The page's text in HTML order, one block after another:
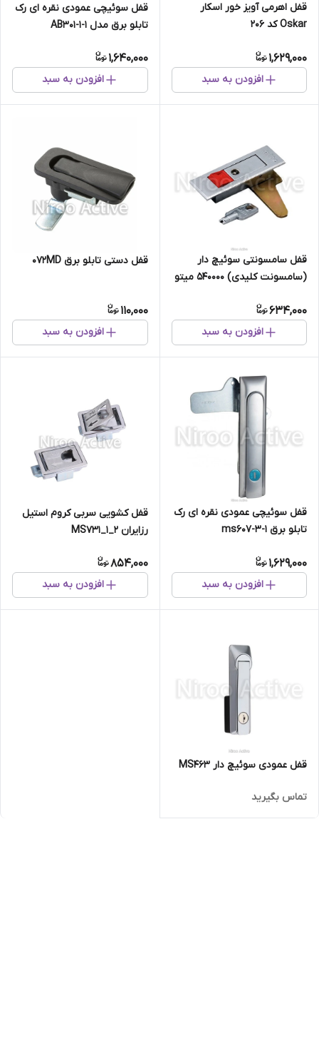
قفل اهرمی آویز خور اسکار
Oskar کد ۲۰۶
1,629,000
افزودن به سبد
قفل سوئیچی عمودی نقره ای رک
تابلو برق مدل AB۳۰۱-۱-۱
1,640,000
افزودن به سبد
قفل سامسونتی سوئیچ دار
(سامسونت کلیدی) 540000 میتو
634,000
افزودن به سبد
قفل دستی تابلو برق ۰۷۲MD
110,000
افزودن به سبد
قفل سوئیچی عمودی نقره ای رک
تابلو برق ms607-3-1
1,629,000
افزودن به سبد
قفل کشویی سربی کروم استیل
رزایران MS۷۳۱_۱_۲
854,000
افزودن به سبد
قفل عمودی سوئیچ دار MS463
تماس بگیرید